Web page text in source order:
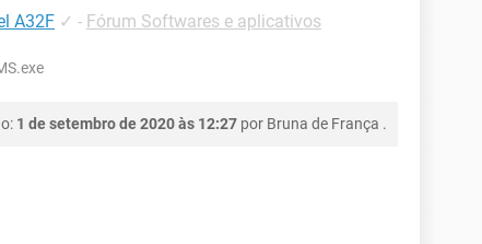
A32F ✓ - Fórum Softwares e aplicativos
1 de setembro de 2020 às 12:27 por Bruna de França .